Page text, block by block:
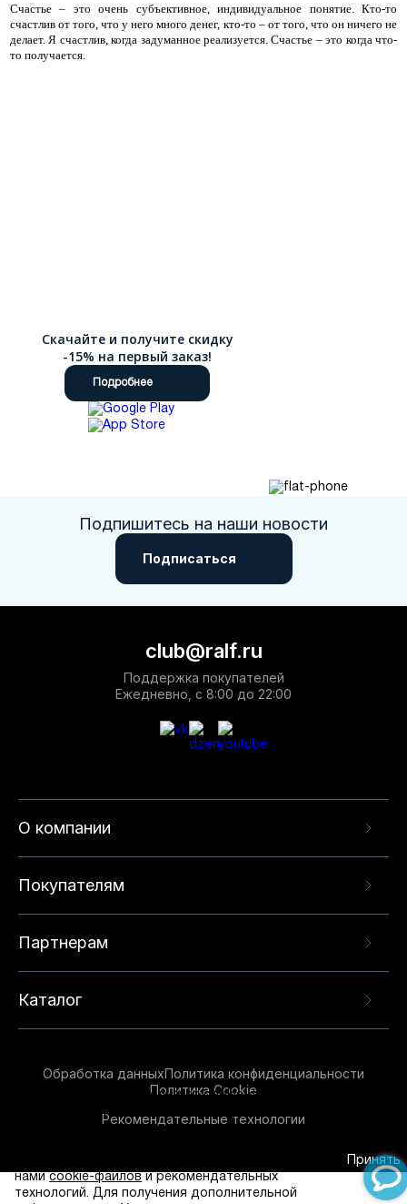
Счастье – это очень субъективное, индивидуальное понятие. Кто-то
счастлив от того, что у него много денег, кто-то – от того, что он ничего не
делает. Я счастлив, когда задуманное реализуется. Счастье – это когда что-
то получается.
Скачайте и получите скидку
-15% на первый заказ!
Подробнее
Подпишитесь на наши новости
Подписаться
О компании
Покупателям
Партнерам
Каталог
club@ralf.ru
Поддержка покупателей
Ежедневно, с 8:00 до 22:00
Обработка данныхПолитика конфиденциальности
Политика Cookie
Рекомендательные технологии
Данный веб-сайт использует cookie-файлы и
рекомендательные технологии в целях
предоставления вам лучшего пользовательского
намиcookie-файлов и рекомендательных
технологий. Для получения дополнительной
Принять